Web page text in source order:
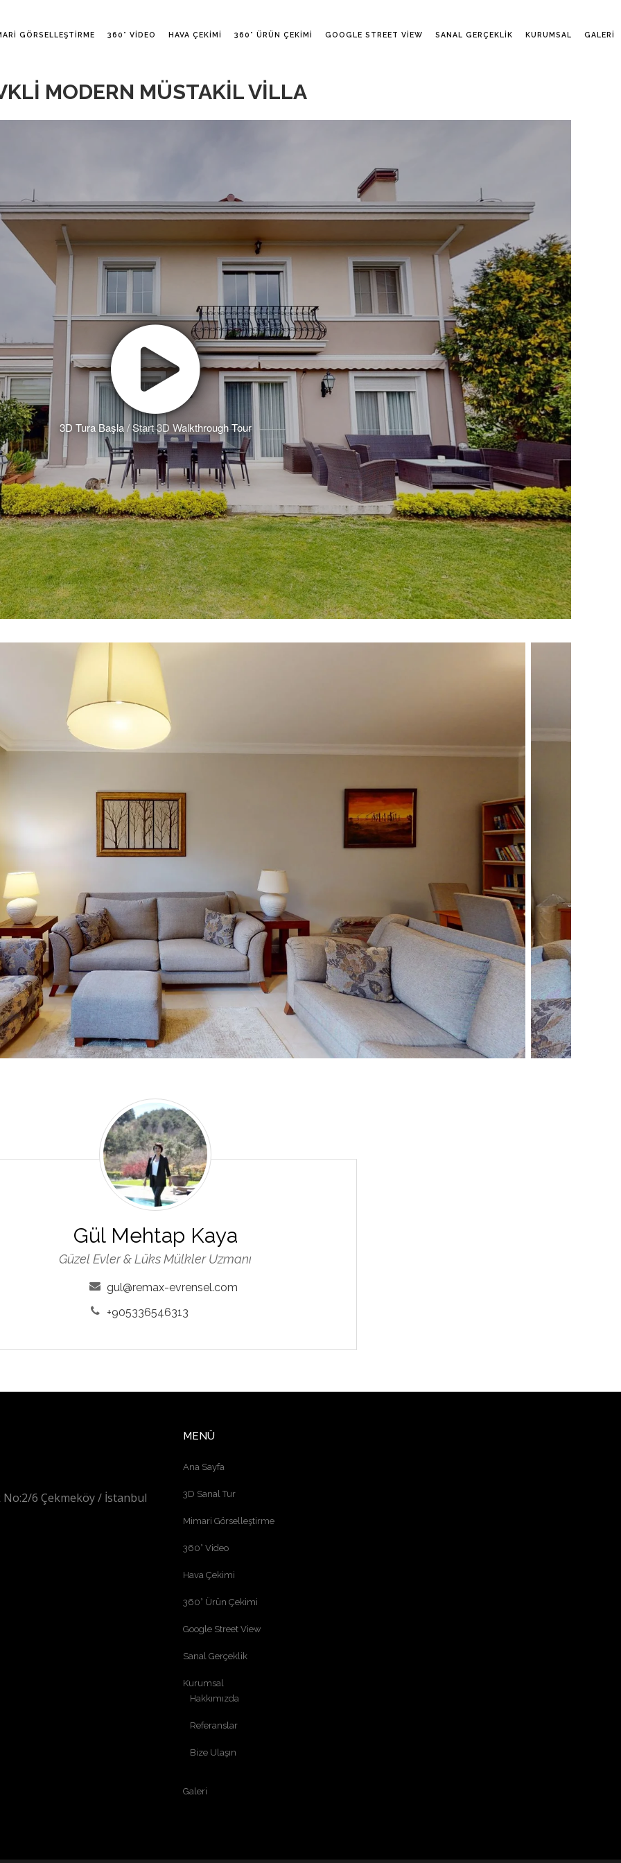
GÖRSELLEŞTIRME 360° VIDEO HAVA ÇEKIMI 360° ÜRÜN ÇEKIMI GOOGLE STREET VIEW SANAL GERÇEKLIK KURUMSAL GALERI
MODERN MÜSTAKİL VİLLA
3D Tura Başla / Start 3D Walkthrough Tour
Gül
Mehtap
Kaya
Gül Mehtap Kaya
Güzel Evler & Lüks Mülkler Uzmanı
gul@remax-evrensel.com
+905336546313
6 Çekmeköy / İstanbul
MENÜ
Ana Sayfa
3D Sanal Tur
Mimari Görselleştirme
360° Video
Hava Çekimi
360° Ürün Çekimi
Google Street View
Sanal Gerçeklik
Kurumsal
Hakkımızda
Referanslar
Bize Ulaşın
Galeri